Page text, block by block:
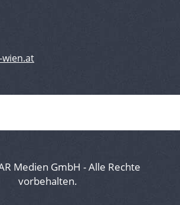
wien.at
Medien GmbH - Alle Rechte
vorbehalten.